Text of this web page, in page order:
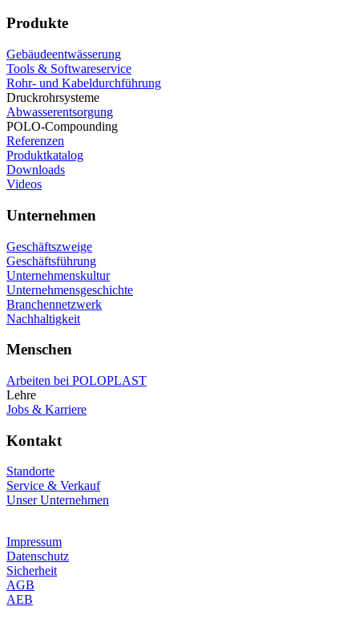
Produkte
Gebäudeentwässerung
Tools & Softwareservice
Rohr- und Kabeldurchführung
Druckrohrsysteme
Abwasserentsorgung
POLO-Compounding
Referenzen
Produktkatalog
Downloads
Videos
Unternehmen
Geschäftszweige
Geschäftsführung
Unternehmenskultur
Unternehmensgeschichte
Branchennetzwerk
Nachhaltigkeit
Menschen
Arbeiten bei POLOPLAST
Lehre
Jobs & Karriere
Kontakt
Standorte
Service & Verkauf
Unser Unternehmen
Impressum
Datenschutz
Sicherheit
AGB
AEB